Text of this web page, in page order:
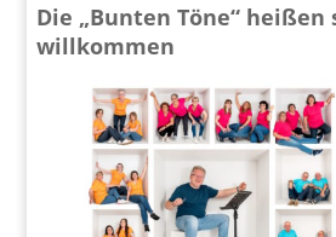
Die „Bunten Töne“ heißen
willkommen